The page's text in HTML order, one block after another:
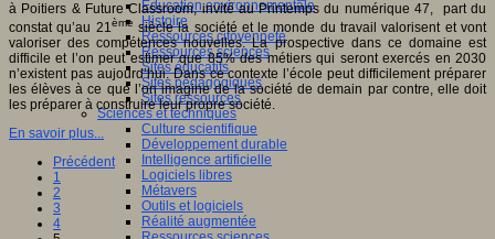
Education environnementale
Histoire
Ressources citoyenneté
Ressources sciences
Sites éducatifs
Sites pédagogiques
Sites ressources
Sciences et techniques
Culture scientifique
Développement durable
Intelligence artificielle
Logiciels libres
Métavers
Outils et logiciels
Réalité augmentée
à Poitiers & Future Classroom, invité au Printemps du numérique 47, part du
constat qu’au 21 ème siècle la société et le monde du travail valorisent et vont
valoriser des compétences nouvelles. La prospective dans ce domaine est
difficile et l’on peut estimer que 85% des métiers qui seront exercés en 2030
n’existent pas aujourd’hui. Dans ce contexte l’école peut difficilement préparer
les élèves à ce que l’on imagine de la société de demain par contre, elle doit
les préparer à construire leur propre société.
En savoir plus...
Précédent
1
2
3
4